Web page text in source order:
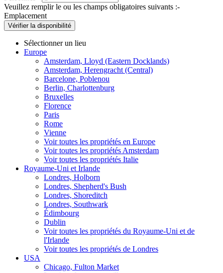
Veuillez remplir le ou les champs obligatoires suivants :-
Emplacement
Vérifier la disponibilité
Sélectionner un lieu
Europe
Amsterdam, Lloyd (Eastern Docklands)
Amsterdam, Herengracht (Central)
Barcelone, Poblenou
Berlin, Charlottenburg
Bruxelles
Florence
Paris
Rome
Vienne
Voir toutes les propriétés en Europe
Voir toutes les propriétés Amsterdam
Voir toutes les propriétés Italie
Royaume-Uni et Irlande
Londres, Holborn
Londres, Shepherd's Bush
Londres, Shoreditch
Londres, Southwark
Édimbourg
Dublin
Voir toutes les propriétés du Royaume-Uni et de
l'Irlande
Voir toutes les propriétés de Londres
USA
Chicago, Fulton Market